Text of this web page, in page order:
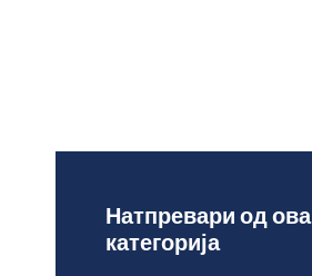
Натпревари од ова
категорија